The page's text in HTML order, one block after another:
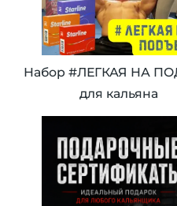
Набор #ЛЕГКАЯ НА
для кальяна